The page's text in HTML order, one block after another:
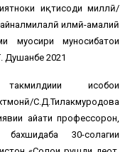
иқтисоди миллӣ/
илмӣ-амалиӣ
муосири муносибатҳои
2021
такмилдиҳии ҳисобҳои
С.Д.Тилакмуродова
ҳайати профессорон,
30-солагии